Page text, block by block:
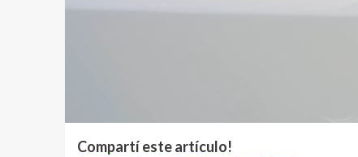
Compartí este artículo!